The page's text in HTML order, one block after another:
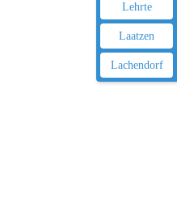
Lehrte
Laatzen
Lachendorf